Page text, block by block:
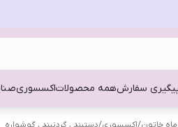
سفارشهمه محصولاتاکسسوری